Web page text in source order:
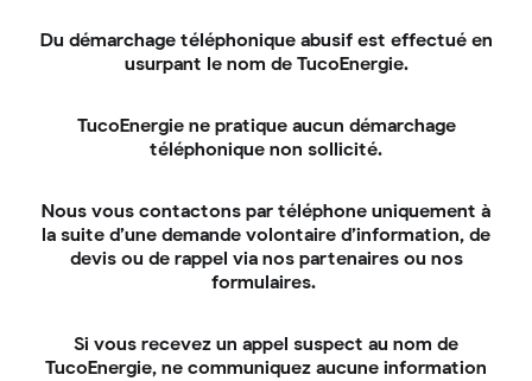
2020
GreenTech Innovation
énergétique, Tucoenergie obtient
le label Greentech Innovation par le
ministère de la transition
Du démarchage téléphonique abusif est effectué en
usurpant le nom de TucoEnergie.
TucoEnergie ne pratique aucun démarchage
téléphonique non sollicité.
Nous vous contactons par téléphone uniquement à
la suite d’une demande volontaire d’information, de
devis ou de rappel via nos partenaires ou nos
formulaires.
Si vous recevez un appel suspect au nom de
TucoEnergie, ne communiquez aucune information